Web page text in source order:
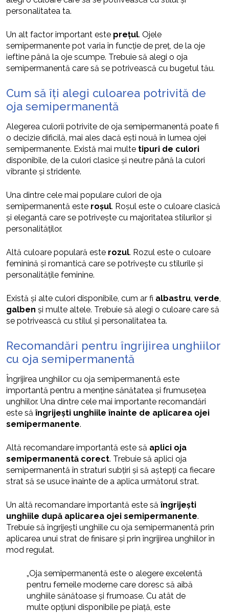
personalitatea ta.
Un alt factor important este prețul. Ojele
semipermanente pot varia în funcție de preț, de la oje
ieftine până la oje scumpe. Trebuie să alegi o oja
semipermanentă care să se potrivească cu bugetul tău.
Cum să îți alegi culoarea potrivită de
oja semipermanentă
Alegerea culorii potrivite de oja semipermanentă poate fi
o decizie dificilă, mai ales dacă ești nouă în lumea ojei
semipermanente. Există mai multe tipuri de culori
disponibile, de la culori clasice și neutre până la culori
vibrante și stridente.
Una dintre cele mai populare culori de oja
semipermanentă este roșul. Roșul este o culoare clasică
și elegantă care se potrivește cu majoritatea stilurilor și
personalităților.
Altă culoare populară este rozul. Rozul este o culoare
feminină și romantică care se potrivește cu stilurile și
personalitățile feminine.
Există și alte culori disponibile, cum ar fi albastru, verde,
galben și multe altele. Trebuie să alegi o culoare care să
se potrivească cu stilul și personalitatea ta.
Recomandări pentru îngrijirea unghiilor
cu oja semipermanentă
Îngrijirea unghiilor cu oja semipermanentă este
importantă pentru a menține sănătatea și frumusețea
unghiilor. Una dintre cele mai importante recomandări
este săîngrijești unghiile înainte de aplicarea ojei
semipermanente.
Altă recomandare importantă este să aplici oja
semipermanentă corect. Trebuie să aplici oja
semipermanentă în straturi subțiri și să aștepți ca fiecare
strat să se usuce înainte de a aplica următorul strat.
Un altă recomandare importantă este săîngrijești
unghiile după aplicarea ojei semipermanente.
Trebuie să îngrijești unghiile cu oja semipermanentă prin
aplicarea unui strat de finisare și prin îngrijirea unghiilor în
mod regulat.
„Oja semipermanentă este o alegere excelentă
pentru femeile moderne care doresc să aibă
unghiile sănătoase și frumoase. Cu atât de
multe opțiuni disponibile pe piață, este